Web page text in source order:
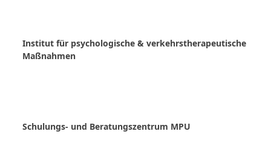
Institut für psychologische & verkehrstherapeutische
Maßnahmen
Schulungs- und Beratungszentrum MPU